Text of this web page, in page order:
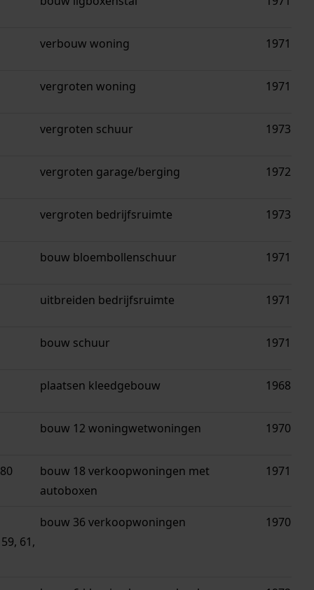
verbouw woning 1971
vergroten woning 1971
vergroten schuur 1973
vergroten garage/berging 1972
vergroten bedrijfsruimte 1973
bouw bloembollenschuur 1971
uitbreiden bedrijfsruimte 1971
bouw schuur 1971
plaatsen kleedgebouw 1968
bouw 12 woningwetwoningen 1970
bouw 18 verkoopwoningen met
autoboxen
1971
61,
bouw 36 verkoopwoningen 1970